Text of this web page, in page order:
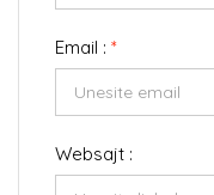
Email : *
Websajt :